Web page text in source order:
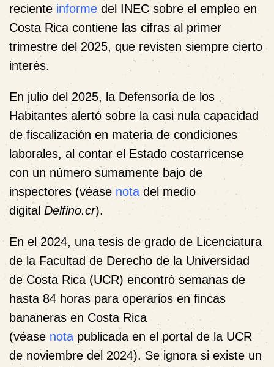
reciente informe del INEC sobre el empleo en
Costa Rica contiene las cifras al primer
trimestre del 2025, que revisten siempre cierto
interés.
En julio del 2025, la Defensoría de los
Habitantes alertó sobre la casi nula capacidad
de fiscalización en materia de condiciones
laborales, al contar el Estado costarricense
con un número sumamente bajo de
inspectores (véase nota del medio
digital Delfino.cr).
En el 2024, una tesis de grado de Licenciatura
de la Facultad de Derecho de la Universidad
de Costa Rica (UCR) encontró semanas de
hasta 84 horas para operarios en fincas
bananeras en Costa Rica
(véase nota publicada en el portal de la UCR
de noviembre del 2024). Se ignora si existe un